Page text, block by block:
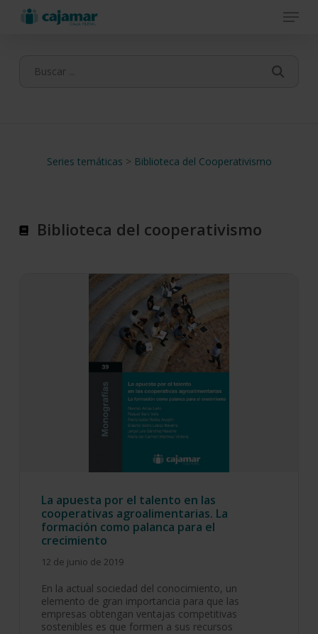
Menu
Series temáticas > Biblioteca del Cooperativismo
Biblioteca del cooperativismo
La apuesta por el talento en las
cooperativas agroalimentarias. La
formación como palanca para el
crecimiento
12 de junio de 2019
En la actual sociedad del conocimiento, un
elemento de gran importancia para que las
empresas obtengan ventajas competitivas
sostenibles es que formen a sus recursos